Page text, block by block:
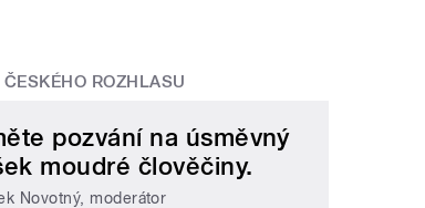
ROZHLASU
pozvání na úsměvný
moudré člověčiny.
Novotný, moderátor